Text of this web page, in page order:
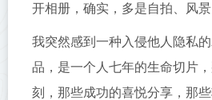
开相册，确实，多是自拍、风景
我突然感到一种入侵他人隐私
品，是一个人七年的生命切片
刻，那些成功的喜悦分享，那